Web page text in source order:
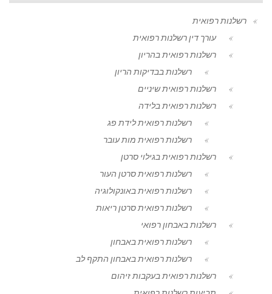
רשלנות רפואית
עורך דין רשלנות רפואית
רשלנות רפואית בהריון
רשלנות בבדיקות הריון
רשלנות רפואית שיניים
רשלנות רפואית בלידה
רשלנות רפואית לידת פג
רשלנות רפואית מות עובר
רשלנות רפואית בגילוי סרטן
רשלנות רפואית סרטן העור
רשלנות רפואית באונקולוגיה
רשלנות רפואית סרטן ריאות
רשלנות באבחון רפואי
רשלנות רפואית באבחון
רשלנות רפואית באבחון התקף לב
רשלנות רפואית בעקבות זיהום